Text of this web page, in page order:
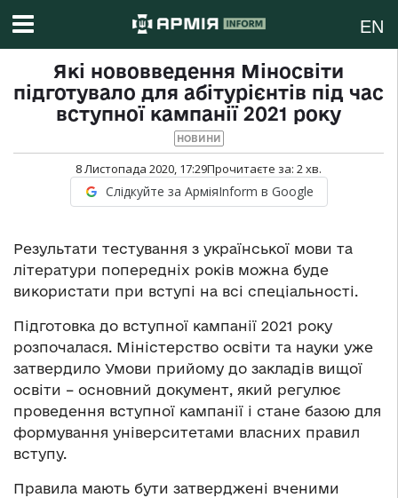
EN
Які нововведення Міносвіти
підготувало для абітурієнтів під час
вступної кампанії 2021 року
НОВИНИ
8 Листопада 2020, 17:29Прочитаєте за: 2хв.
Слідкуйте за АрміяInform в Google
Результати тестування з української мови та
літератури попередніх років можна буде
використати при вступі на всі спеціальності.
Підготовка до вступної кампанії 2021 року
розпочалася. Міністерство освіти та науки уже
затвердило Умови прийому до закладів вищої
освіти – основний документ, який регулює
проведення вступної кампанії і стане базою для
формування університетами власних правил
вступу.
Правила мають бути затверджені вченими